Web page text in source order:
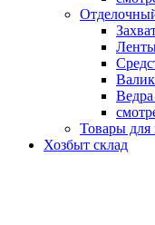
Товары для
Хозбыт склад